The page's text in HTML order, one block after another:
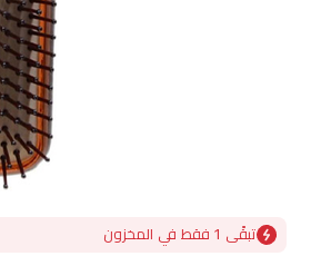
تبقًى 1 فقط في المخزون